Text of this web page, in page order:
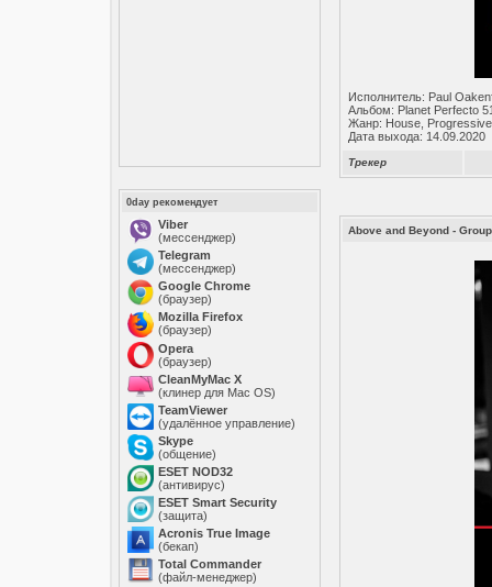
0day рекомендует
Viber
(мессенджер)
Telegram
(мессенджер)
Google Chrome
(браузер)
Mozilla Firefox
(браузер)
Opera
(браузер)
CleanMyMac X
(клинер для Mac OS)
TeamViewer
(удалённое управление)
Skype
(общение)
ESET NOD32
(антивирус)
ESET Smart Security
(защита)
Acronis True Image
(бекап)
Total Commander
(файл-менеджер)
Исполнитель: Paul
Альбом: Planet Perfecto
Жанр: House,
Дата выхода: 14.09.2020
Трекер
Above and Beyond -